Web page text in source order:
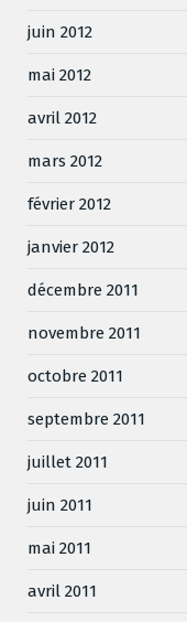
juin 2012
mai 2012
avril 2012
mars 2012
février 2012
janvier 2012
décembre 2011
novembre 2011
octobre 2011
septembre 2011
juillet 2011
juin 2011
mai 2011
avril 2011